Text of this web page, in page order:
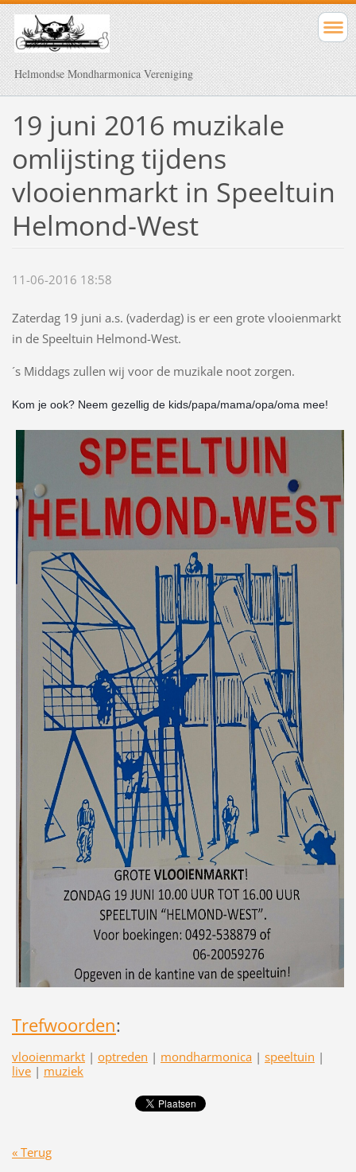
Helmondse Mondharmonica Vereniging
19 juni 2016 muzikale
omlijsting tijdens
vlooienmarkt in Speeltuin
Helmond-West
11-06-2016 18:58
Zaterdag 19 juni a.s. (vaderdag) is er een grote vlooienmarkt
in de Speeltuin Helmond-West.
´s Middags zullen wij voor de muzikale noot zorgen.
Kom je ook? Neem gezellig de kids/papa/mama/opa/oma mee!
Trefwoorden:
vlooienmarkt | optreden | mondharmonica | speeltuin |
live | muziek
« Terug